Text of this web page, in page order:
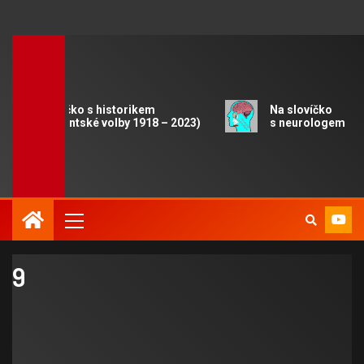
Na slovíčko s historikem
(Prezidentské volby 1918 – 2023)
Na slovíčko
s neurologem
9